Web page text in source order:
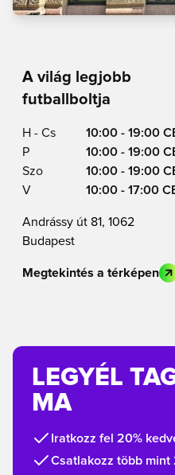
A világ legjobb
futballboltja
H - Cs
10:00 - 19:00
P
10:00 - 19:00
Szo
10:00 - 19:00
V
10:00 - 17:00
Andrássy út 81, 1062
Budapest
Megtekintés a térképen
LEGYÉL
MA
Iratkozz fel 20%
Csatlakozz több mint